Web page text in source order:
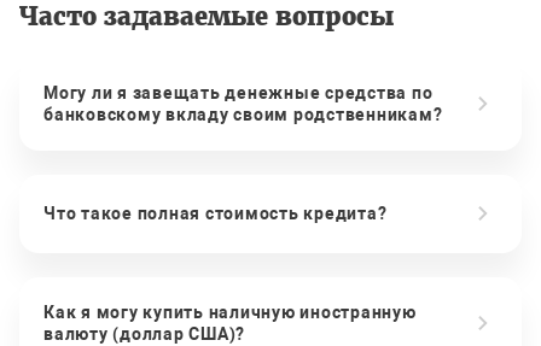
Часто задаваемые вопросы
Могу ли я завещать денежные средства по
банковскому вкладу своим родственникам?
Что такое полная стоимость кредита?
Как я могу купить наличную иностранную
валюту (доллар США)?